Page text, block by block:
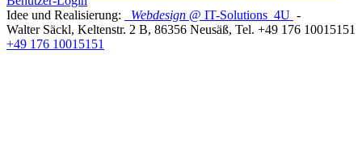
Idee und Realisierung:
Webdesign @ IT-Solutions 4U -
Walter Säckl, Keltenstr. 2 B, 86356 Neusäß, Tel. +49 176 10015151
+49 176 10015151